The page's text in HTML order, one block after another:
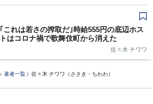
｢これは若さの搾取だ｣時給555円の底辺ホス
トはコロナ禍で歌舞伎町から消えた
佐々木 チワワ
著者一覧 佐々木 チワワ（ささき・ちわわ）